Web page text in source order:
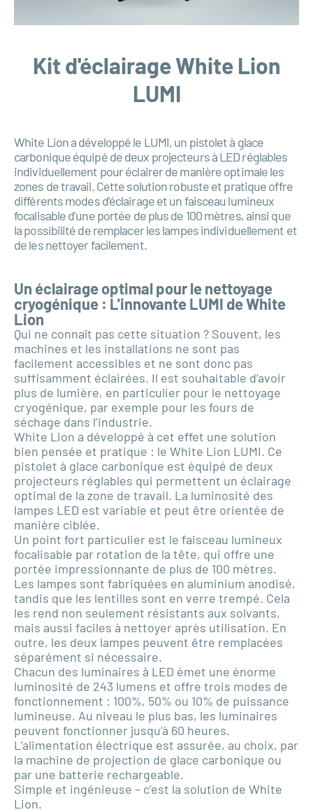
Kit d'éclairage White Lion
LUMI
White Lion a développé le LUMI, un pistolet à glace
carbonique équipé de deux projecteurs à LED réglables
individuellement pour éclairer de manière optimale les
zones de travail. Cette solution robuste et pratique offre
différents modes d’éclairage et un faisceau lumineux
focalisable d’une portée de plus de 100 mètres, ainsi que
la possibilité de remplacer les lampes individuellement et
de les nettoyer facilement.
Un éclairage optimal pour le nettoyage
cryogénique : L'innovante LUMI de White
Lion
Qui ne connaît pas cette situation ? Souvent, les
machines et les installations ne sont pas
facilement accessibles et ne sont donc pas
suffisamment éclairées. Il est souhaitable d’avoir
plus de lumière, en particulier pour le nettoyage
cryogénique, par exemple pour les fours de
séchage dans l’industrie.
White Lion a développé à cet effet une solution
bien pensée et pratique : le White Lion LUMI. Ce
pistolet à glace carbonique est équipé de deux
projecteurs réglables qui permettent un éclairage
optimal de la zone de travail. La luminosité des
lampes LED est variable et peut être orientée de
manière ciblée.
Un point fort particulier est le faisceau lumineux
focalisable par rotation de la tête, qui offre une
portée impressionnante de plus de 100 mètres.
Les lampes sont fabriquées en aluminium anodisé,
tandis que les lentilles sont en verre trempé. Cela
les rend non seulement résistants aux solvants,
mais aussi faciles à nettoyer après utilisation. En
outre, les deux lampes peuvent être remplacées
séparément si nécessaire.
Chacun des luminaires à LED émet une énorme
luminosité de 243 lumens et offre trois modes de
fonctionnement : 100%, 50% ou 10% de puissance
lumineuse. Au niveau le plus bas, les luminaires
peuvent fonctionner jusqu’à 60 heures.
L’alimentation électrique est assurée, au choix, par
la machine de projection de glace carbonique ou
par une batterie rechargeable.
Simple et ingénieuse – c’est la solution de White
Lion.